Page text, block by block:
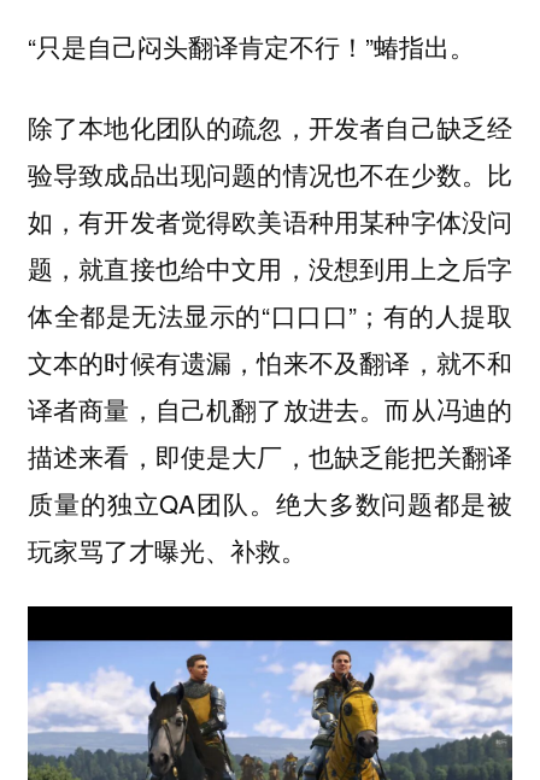
“只是自己闷头翻译肯定不行！”蝽指出。
除了本地化团队的疏忽，开发者自己缺乏经
验导致成品出现问题的情况也不在少数。比
如，有开发者觉得欧美语种用某种字体没问
题，就直接也给中文用，没想到用上之后字
体全都是无法显示的“口口口”；有的人提取
文本的时候有遗漏，怕来不及翻译，就不和
译者商量，自己机翻了放进去。而从冯迪的
描述来看，即使是大厂，也缺乏能把关翻译
质量的独立QA团队。绝大多数问题都是被
玩家骂了才曝光、补救。